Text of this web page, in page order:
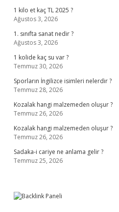
1 kilo et kaç TL 2025 ?
Ağustos 3, 2026
1. sınıfta sanat nedir ?
Ağustos 3, 2026
1 kolide kaç su var ?
Temmuz 30, 2026
Sporların İngilizce isimleri nelerdir ?
Temmuz 28, 2026
Kozalak hangi malzemeden oluşur ?
Temmuz 26, 2026
Kozalak hangi malzemeden oluşur ?
Temmuz 26, 2026
Sadaka-i cariye ne anlama gelir ?
Temmuz 25, 2026